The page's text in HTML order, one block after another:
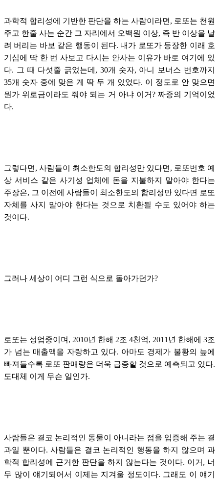
과학적 합리성에 기반한 판단을 하는 사람이라면, 로또는 천원
주고 한줄 사는 순간 그 자리에서 오백원 이상, 즉 반 이상을 날
려 버리는 바보 같은 행동이 된다. 내가 로또가 등장한 이래 호
기심에 딱 한 번 사보고 다시는 안사는 이유가 바로 여기에 있
다. 그 때 다섯줄 긁었는데, 30개 숫자, 아니 보너스 번호까지
35개 숫자 중에 맞은 게 딱 두 개 있었다. 이 정도로 안 맞으면
뭔가 위로금이라도 줘야 되는 거 아냐 이거? 짜증의 기억이었
다.
그렇다면, 사람들이 최소한도의 합리성만 있다면, 로또번호 예
상 서비스 같은 사기성 업체에 돈을 지불하지 말아야 한다는
주장은, 그 이전에 사람들이 최소한도의 합리성만 있다면 로또
자체를 사지 말아야 한다는 것으로 치환될 수도 있어야 하는
것이다.
그러나 세상이 어디 그런 식으로 돌아가던가?
로또는 성업중이며, 2010년 한해 2조 4천억, 2011년 한해에 3조
가 넘는 매출액을 자랑하고 있다. 아마도 경제가 불황의 늪에
빠져들수록 로또 판매량은 더욱 급증할 것으로 예측되고 있다.
도대체 이게 무슨 일인가.
사람들은 결코 논리적인 동물이 아니라는 점을 입증해 주는 결
과일 뿐이다. 사람들은 결코 논리적인 행동을 하지 않으며 과
학적 합리성에 근거한 판단을 하지 않는다는 것이다. 이거, 너
무 많이 얘기되어서 이제는 지겨울 정도이다. 그래도 이 얘기